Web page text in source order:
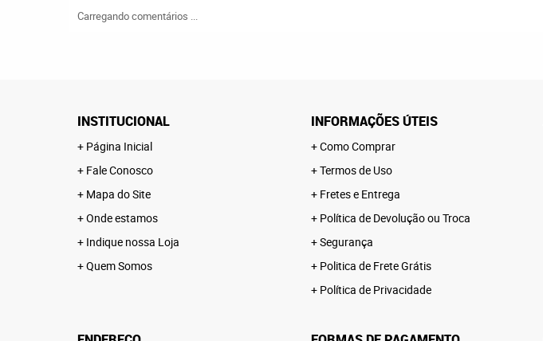
Carregando comentários ...
INSTITUCIONAL
Página Inicial
Fale Conosco
Mapa do Site
Onde estamos
Indique nossa Loja
Quem Somos
INFORMAÇÕES ÚTEIS
Como Comprar
Termos de Uso
Fretes e Entrega
Política de Devolução ou Troca
Segurança
Politica de Frete Grátis
Política de Privacidade